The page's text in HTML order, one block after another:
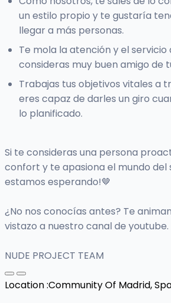
un estilo propio y te gustaría
llegar a más personas.
Te mola la atención y el servicio
consideras muy buen amigo de
Trabajas tus objetivos vitales a
eres capaz de darles un giro
lo planificado.
Si te consideras una persona
confort y te apasiona el mundo del
estamos esperando!🤎
¿No nos conocías antes? Te
vistazo a nuestro canal de youtube.
NUDE PROJECT TEAM
Location :Community Of Madrid,